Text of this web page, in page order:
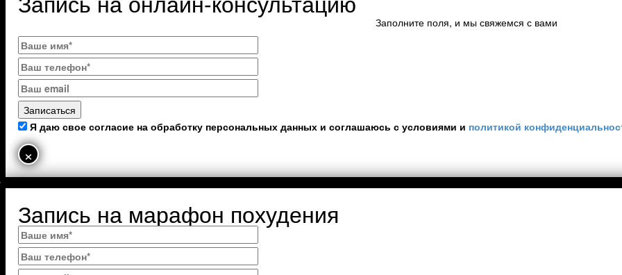
Заполните поля, и мы свяжемся с вами
Я даю свое согласие на обработку персональных данных и соглашаюсь с условиями и политикой
×
Запись на марафон похудения